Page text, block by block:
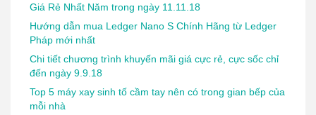
Giá Rẻ Nhất Năm trong ngày 11.11.18
Hướng dẫn mua Ledger Nano S Chính Hãng từ Ledger
Pháp mới nhất
Chi tiết chương trình khuyến mãi giá cực rẻ, cực sốc chỉ
đến ngày 9.9.18
Top 5 máy xay sinh tố cầm tay nên có trong gian bếp của
mỗi nhà